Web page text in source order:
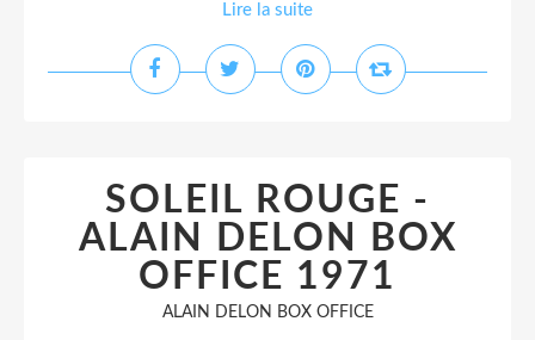
Lire la suite
SOLEIL ROUGE -
ALAIN DELON BOX
OFFICE 1971
ALAIN DELON BOX OFFICE